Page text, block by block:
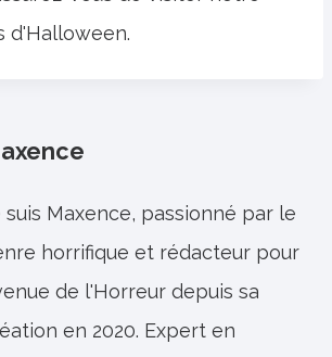
d'Halloween.
suis Maxence, passionné par le
horrifique et rédacteur pour
de l'Horreur depuis sa
en 2020. Expert en